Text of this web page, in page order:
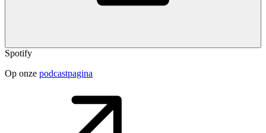
Spotify
Op onze podcastpagina